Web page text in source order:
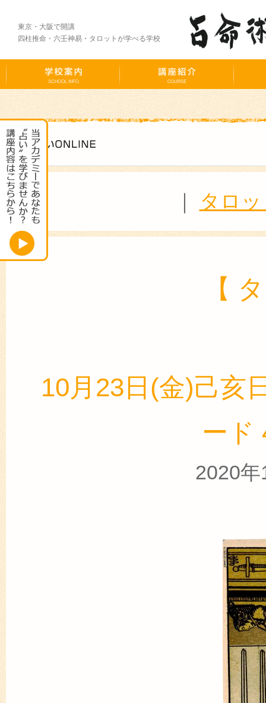
東京・大阪で開講
四柱推命・六壬神易・タロットが学べる学校
｜ タロ
【
10月23日(金)己亥
ード
2020